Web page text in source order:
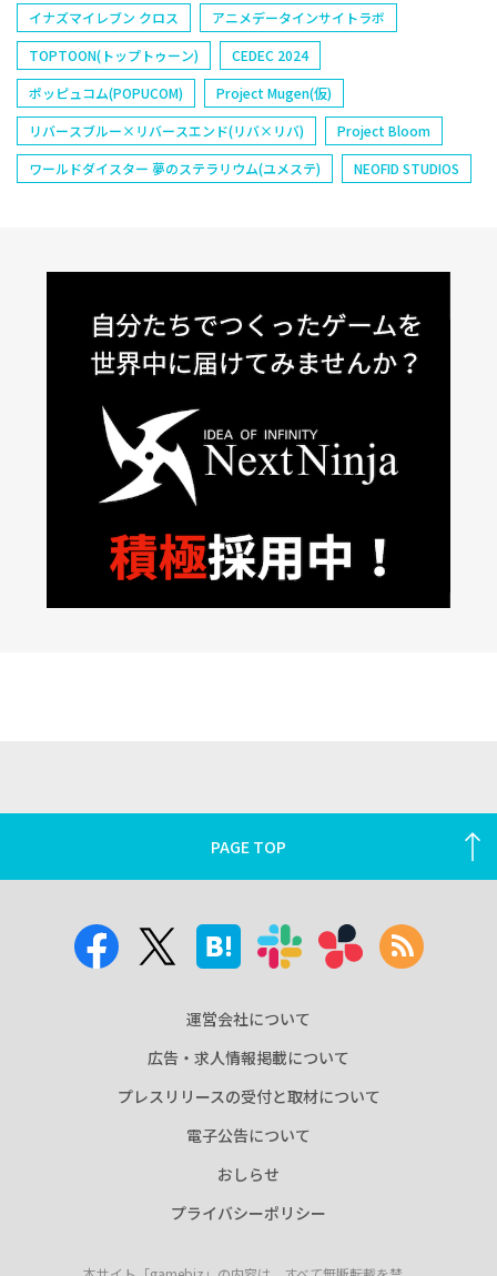
イナズマイレブン クロス
アニメデータインサイトラボ
TOPTOON(トップトゥーン)
CEDEC 2024
ポッピュコム(POPUCOM)
Project Mugen(仮)
リバースブルー×リバースエンド(リバ×リバ)
Project Bloom
ワールドダイスター 夢のステラリウム(ユメステ)
NEOFID STUDIOS
PAGE TOP
運営会社について
広告・求人情報掲載について
プレスリリースの受付と取材について
電子公告について
おしらせ
プライバシーポリシー